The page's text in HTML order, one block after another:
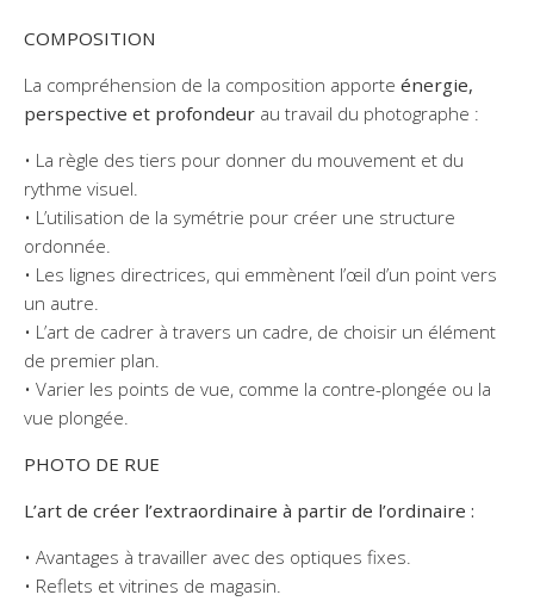
COMPOSITION
La compréhension de la composition apporte énergie,
perspective et profondeur au travail du photographe :
• La règle des tiers pour donner du mouvement et du
rythme visuel.
• L’utilisation de la symétrie pour créer une structure
ordonnée.
• Les lignes directrices, qui emmènent l’œil d’un point vers
un autre.
• L’art de cadrer à travers un cadre, de choisir un élément
de premier plan.
• Varier les points de vue, comme la contre-plongée ou la
vue plongée.
PHOTO DE RUE
L’art de créer l’extraordinaire à partir de l’ordinaire :
• Avantages à travailler avec des optiques fixes.
• Reflets et vitrines de magasin.